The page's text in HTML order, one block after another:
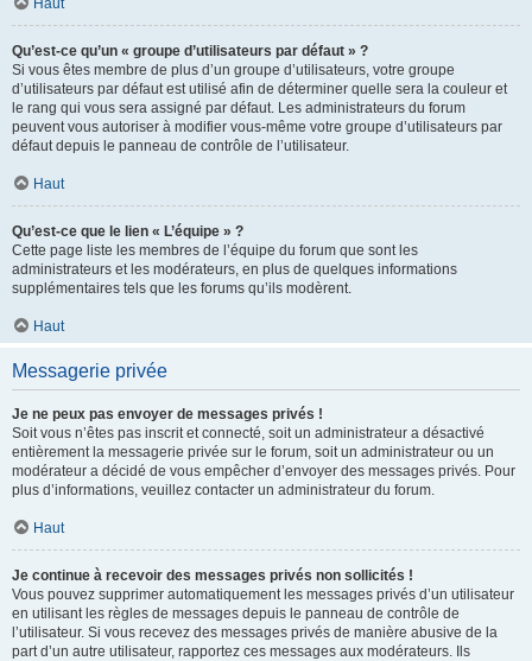
Haut
Qu’est-ce qu’un « groupe d’utilisateurs par défaut » ?
Si vous êtes membre de plus d’un groupe d’utilisateurs, votre groupe
d’utilisateurs par défaut est utilisé afin de déterminer quelle sera la couleur et
le rang qui vous sera assigné par défaut. Les administrateurs du forum
peuvent vous autoriser à modifier vous-même votre groupe d’utilisateurs par
défaut depuis le panneau de contrôle de l’utilisateur.
Haut
Qu’est-ce que le lien « L’équipe » ?
Cette page liste les membres de l’équipe du forum que sont les
administrateurs et les modérateurs, en plus de quelques informations
supplémentaires tels que les forums qu’ils modèrent.
Haut
Messagerie privée
Je ne peux pas envoyer de messages privés !
Soit vous n’êtes pas inscrit et connecté, soit un administrateur a désactivé
entièrement la messagerie privée sur le forum, soit un administrateur ou un
modérateur a décidé de vous empêcher d’envoyer des messages privés. Pour
plus d’informations, veuillez contacter un administrateur du forum.
Haut
Je continue à recevoir des messages privés non sollicités !
Vous pouvez supprimer automatiquement les messages privés d’un utilisateur
en utilisant les règles de messages depuis le panneau de contrôle de
l’utilisateur. Si vous recevez des messages privés de manière abusive de la
part d’un autre utilisateur, rapportez ces messages aux modérateurs. Ils